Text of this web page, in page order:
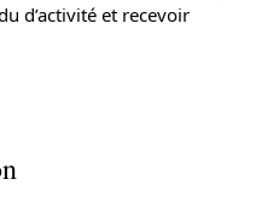
d’activité et recevoir